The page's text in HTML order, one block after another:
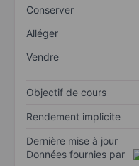
Conserver
Alléger
Vendre
Objectif de cours
Rendement implicite
Dernière mise à jour
Données fournies par